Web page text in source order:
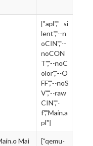
["apl","--si
lent","--n
oCIN","--
noCON
T","--noC
olor","--O
FF","--noS
V","--raw
CIN","-
f","Main.a
pl"]
Mai
["qemu-